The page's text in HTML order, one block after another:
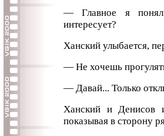
— Главное я
интересует?
Ханский улыбается,
— Не хочешь
— Давай... Только
Ханский и Денисов
показывая в сторону